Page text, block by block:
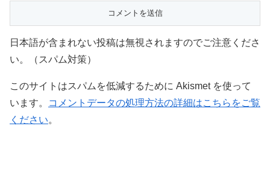
日本語が含まれない投稿は無視されますのでご注意くださ
い。（スパム対策）
このサイトはスパムを低減するために Akismet を使って
います。
コメントデータの処理方法の詳細はこちらをご覧
ください。